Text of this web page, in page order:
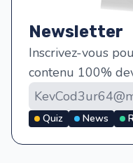
Newsletter
Inscrivez-vous
contenu 100%
Quiz News